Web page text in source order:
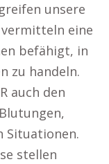
unsere
vermitteln eine
befähigt, in
zu handeln.
auch den
Situationen.
stellen